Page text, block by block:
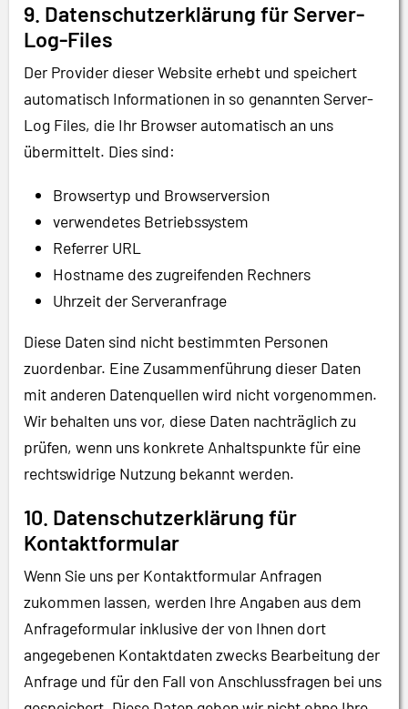
9. Datenschutzerklärung für Server-
Log-Files
Der Provider dieser Website erhebt und speichert
automatisch Informationen in so genannten Server-
Log Files, die Ihr Browser automatisch an uns
übermittelt. Dies sind:
Browsertyp und Browserversion
verwendetes Betriebssystem
Referrer URL
Hostname des zugreifenden Rechners
Uhrzeit der Serveranfrage
Diese Daten sind nicht bestimmten Personen
zuordenbar. Eine Zusammenführung dieser Daten
mit anderen Datenquellen wird nicht vorgenommen.
Wir behalten uns vor, diese Daten nachträglich zu
prüfen, wenn uns konkrete Anhaltspunkte für eine
rechtswidrige Nutzung bekannt werden.
10. Datenschutzerklärung für
Kontaktformular
Wenn Sie uns per Kontaktformular Anfragen
zukommen lassen, werden Ihre Angaben aus dem
Anfrageformular inklusive der von Ihnen dort
angegebenen Kontaktdaten zwecks Bearbeitung der
Anfrage und für den Fall von Anschlussfragen bei uns